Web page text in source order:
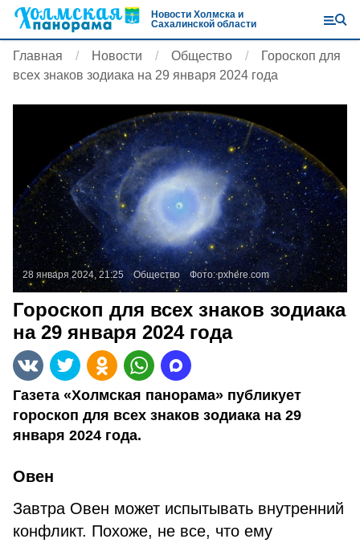
Новости Холмска и
Сахалинской области
Главная Новости Общество
Гороскоп для
всех знаков зодиака на 29 января 2024 года
28 января 2024, 21:25 Общество Фото:pxhere.com
Гороскоп для всех знаков зодиака
на 29 января 2024 года
Газета «Холмская панорама» публикует
гороскоп для всех знаков зодиака на 29
января 2024 года.
Овен
Завтра Овен может испытывать внутренний
конфликт. Похоже, не все, что ему